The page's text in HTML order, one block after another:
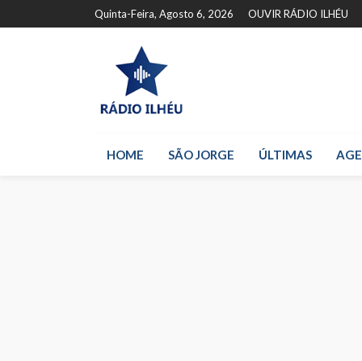
Quinta-Feira, Agosto 6, 2026 OUVIR RÁDIO ILHÉU
HOME SÃO JORGE ÚLTIMAS